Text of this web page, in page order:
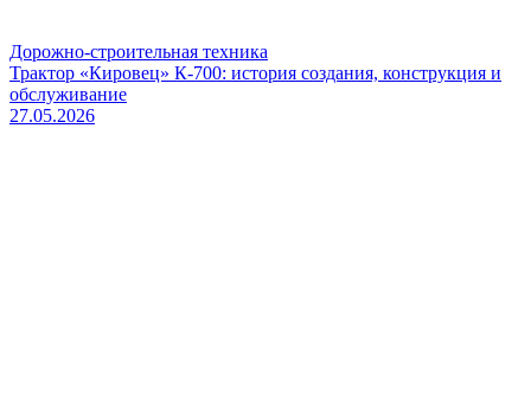
Дорожно-строительная техника
Трактор «Кировец» К-700: история создания, конструкция и
обслуживание
27.05.2026